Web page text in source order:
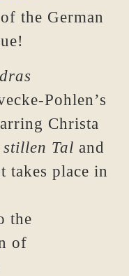
the German
Pohlen’s
Christa
Tal and
takes place in
the
of